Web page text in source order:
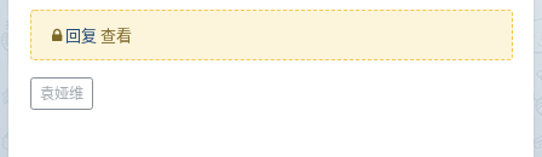
回复 查看
袁娅维